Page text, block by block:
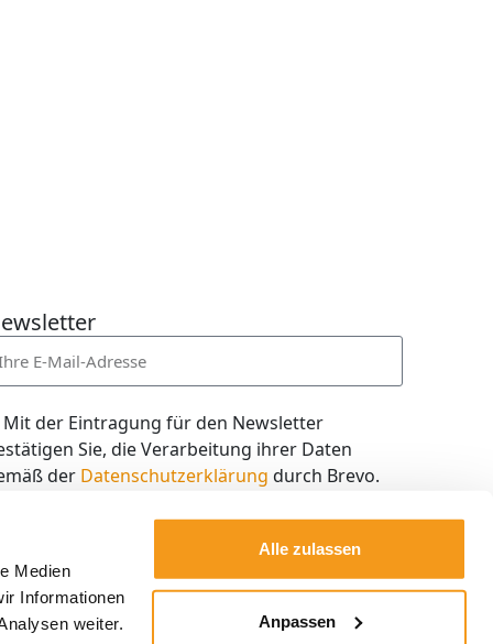
Medien
Informationen
weiter.
Alle zulassen
Anpassen
Mit der Eintragung für den Newsletter
Sie, die Verarbeitung ihrer Daten
der Datenschutzerklärung durch Brevo.
ich jederzeit mit dem Link im Newsletter
Kostenlos abonnieren